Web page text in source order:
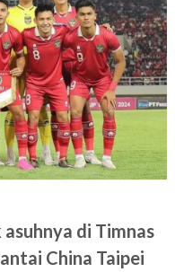
di Timnas
China Taipei